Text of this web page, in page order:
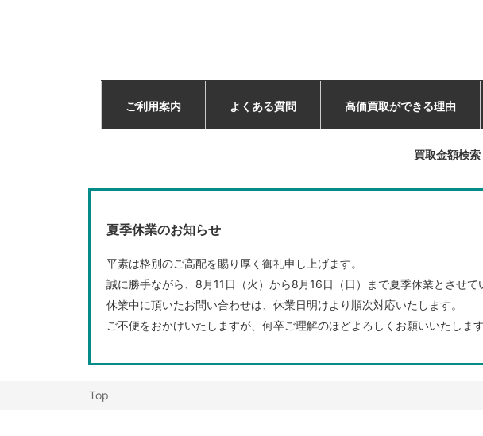
ご利用案内
よくある質問 高価買取ができる理由
買取金額検索
夏季休業のお知らせ
平素は格別のご高配を賜り厚く御礼申し上げます。
誠に勝手ながら、8月11日（火）から8月16日（日）まで夏季休業とさせて
休業中に頂いたお問い合わせは、休業日明けより順次対応いたします。
ご不便をおかけいたしますが、何卒ご理解のほどよろしくお願いいたします
Top